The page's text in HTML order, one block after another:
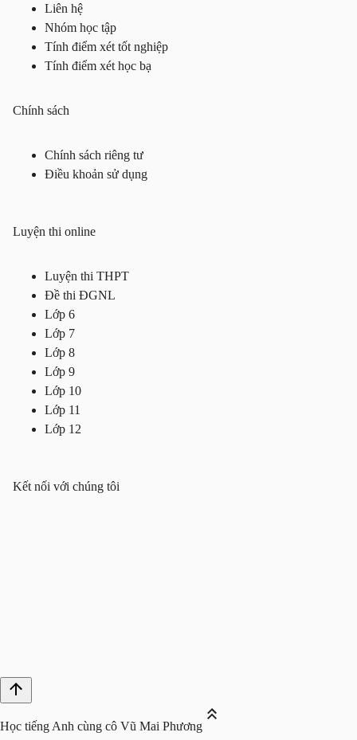
Liên hệ
Nhóm học tập
Tính điểm xét tốt nghiệp
Tính điểm xét học bạ
Chính sách
Chính sách riêng tư
Điều khoản sử dụng
Luyện thi online
Luyện thi THPT
Đề thi ĐGNL
Lớp 6
Lớp 7
Lớp 8
Lớp 9
Lớp 10
Lớp 11
Lớp 12
Kết nối với chúng tôi
Học tiếng Anh cùng cô Vũ Mai Phương